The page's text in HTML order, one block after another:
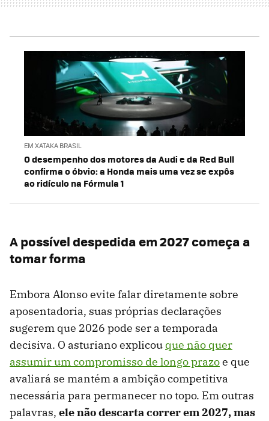
EM XATAKA BRASIL
O desempenho dos motores da Audi e da Red Bull
confirma o óbvio: a Honda mais uma vez se expôs
ao ridículo na Fórmula 1
A possível despedida em 2027 começa a
tomar forma
Embora Alonso evite falar diretamente sobre
aposentadoria, suas próprias declarações
sugerem que 2026 pode ser a temporada
decisiva. O asturiano explicou que não quer
assumir um compromisso de longo prazoe que
avaliará se mantém a ambição competitiva
necessária para permanecer no topo. Em outras
palavras, ele não descarta correr em 2027, mas